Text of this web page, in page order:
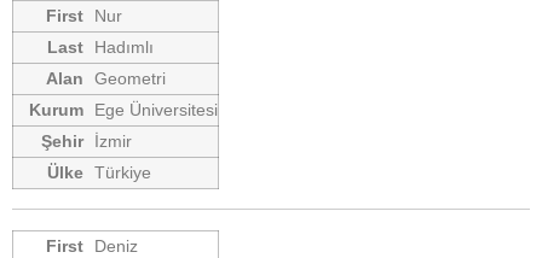
Nur
Hadımlı
Geometri
Ege Üniversitesi
İzmir
Türkiye
Deniz